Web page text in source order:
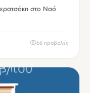
στο Ναό
66 προβολές